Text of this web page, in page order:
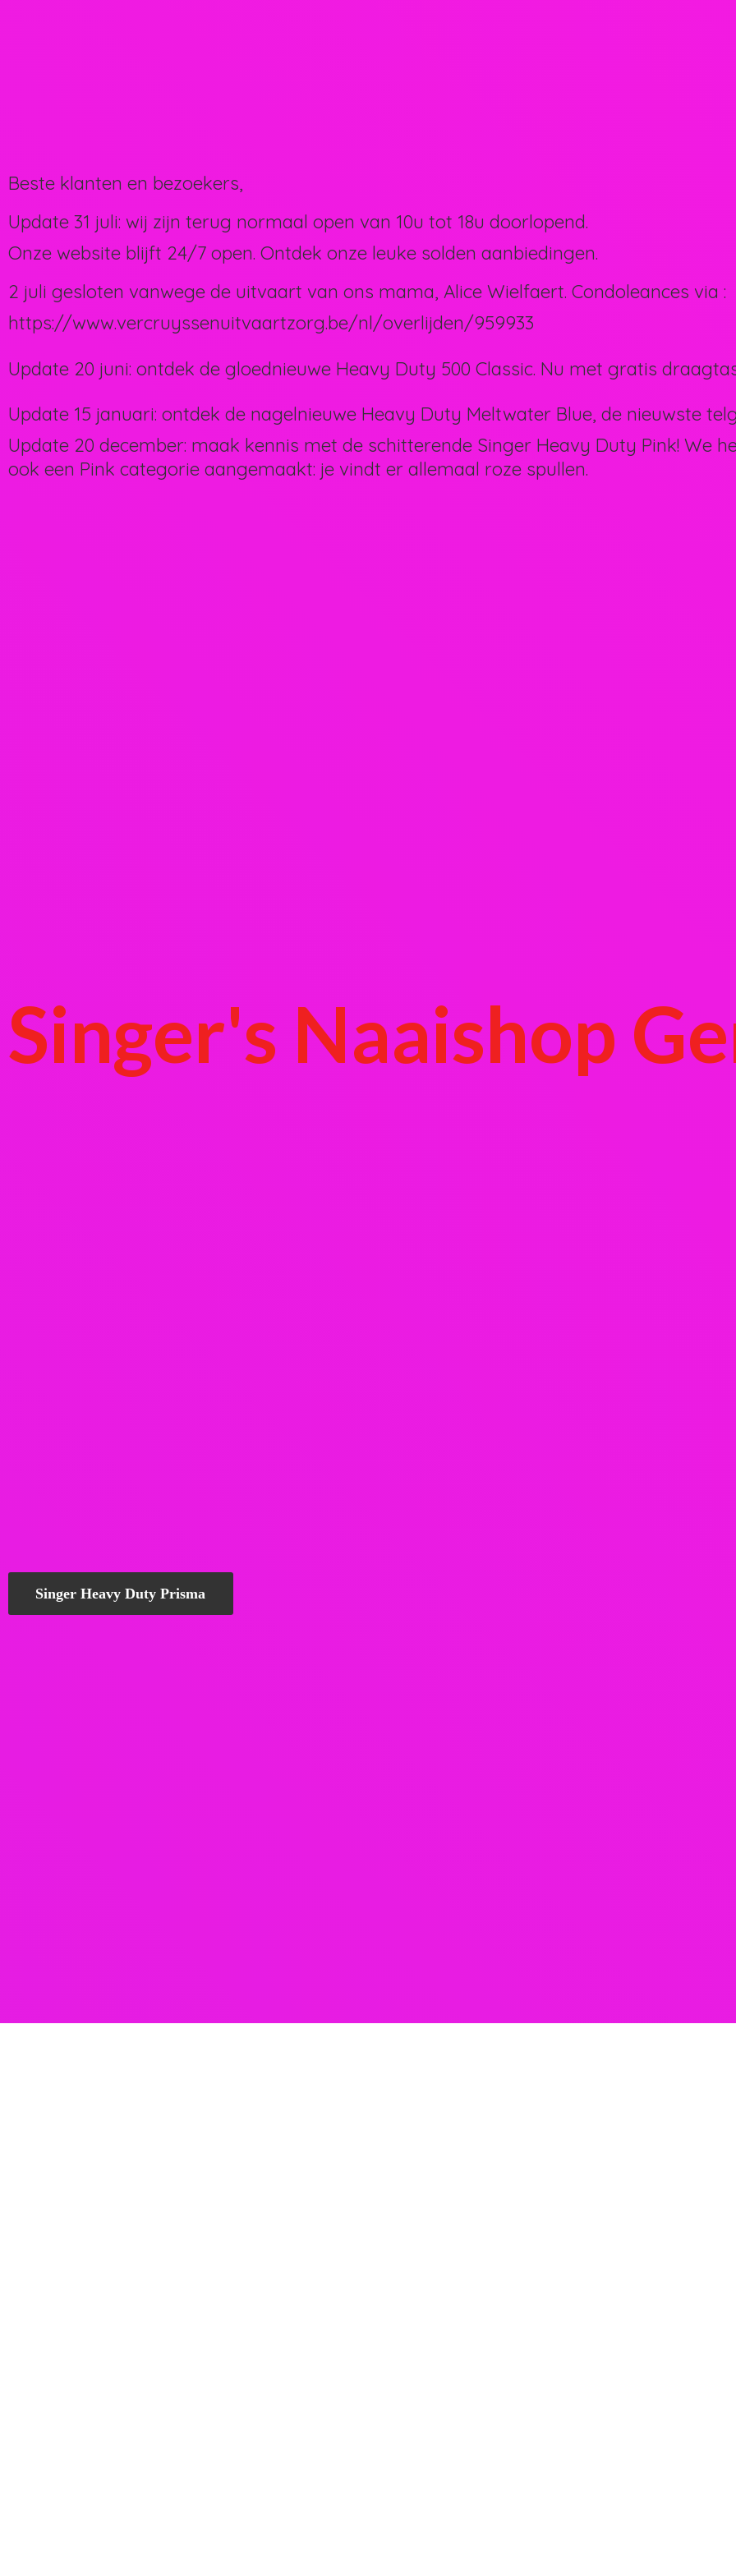
Singer's Naaishop
Beste klanten en bezoekers,
Update 31 juli: wij zijn terug normaal open van 10u tot 18u doorlopend.
Onze website blijft 24/7 open. Ontdek onze leuke solden aanbiedingen.
2 juli gesloten vanwege de uitvaart van ons mama, Alice Wielfaert. Condoleances via :
https://www.vercruyssenuitvaartzorg.be/nl/overlijden/959933
Update 20 juni: ontdek de gloednieuwe Heavy Duty 500 Classic. Nu met gratis
Update 15 januari: ontdek de nagelnieuwe Heavy Duty Meltwater Blue, de nieuwste
Update 20 december: maak kennis met de schitterende Singer Heavy Duty Pink! We
ook een Pink categorie aangemaakt: je vindt er allemaal roze spullen.
Singer Heavy Duty Prisma